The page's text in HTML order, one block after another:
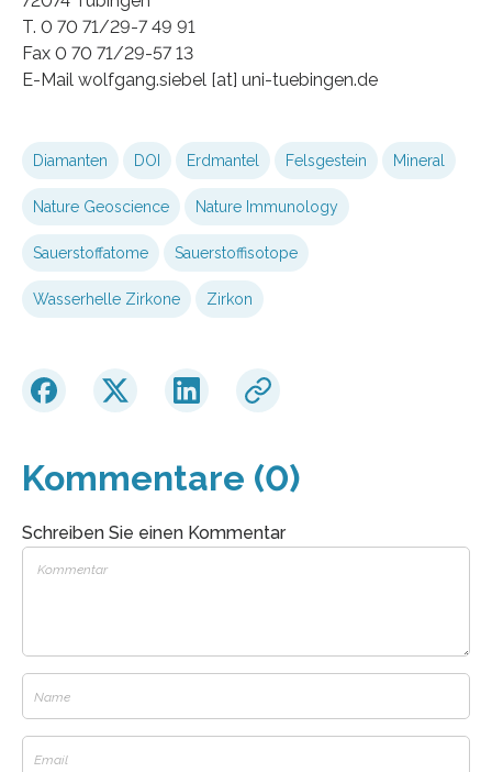
T. 0 70 71/29-7 49 91
Fax 0 70 71/29-57 13
E-Mail wolfgang.siebel [at] uni-tuebingen.de
Diamanten DOI Erdmantel Felsgestein Mineral
Nature Geoscience Nature Immunology
Sauerstoffatome Sauerstoffisotope
Wasserhelle Zirkone Zirkon
Kommentare (0)
Schreiben Sie einen Kommentar